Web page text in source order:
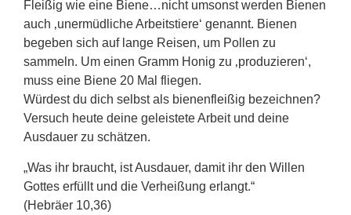
Fleißig wie eine Biene…nicht umsonst werden Bienen
auch ‚unermüdliche Arbeitstiere‘ genannt. Bienen
begeben sich auf lange Reisen, um Pollen zu
sammeln. Um einen Gramm Honig zu ‚produzieren‘,
muss eine Biene 20 Mal fliegen.
Würdest du dich selbst als bienenfleißig bezeichnen?
Versuch heute deine geleistete Arbeit und deine
Ausdauer zu schätzen.
„Was ihr braucht, ist Ausdauer, damit ihr den Willen
Gottes erfüllt und die Verheißung erlangt.“
(Hebräer 10,36)